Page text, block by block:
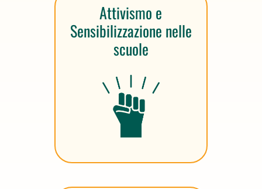
Attivismo e
Sensibilizzazione nelle
scuole